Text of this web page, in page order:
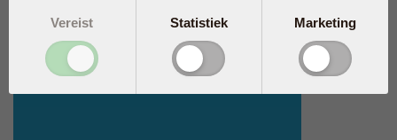
Vereist Statistiek Marketing